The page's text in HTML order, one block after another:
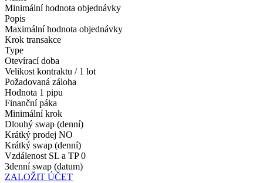
Minimální hodnota objednávky
Popis
Maximální hodnota objednávky
Krok transakce
Type
Otevírací doba
Velikost kontraktu / 1 lot
Požadovaná záloha
Hodnota 1 pipu
Finanční páka
Minimální krok
Dlouhý swap (denní)
Krátký prodej NO
Krátký swap (denní)
Vzdálenost SL a TP 0
3denní swap (datum)
ZALOŽIT ÚČET